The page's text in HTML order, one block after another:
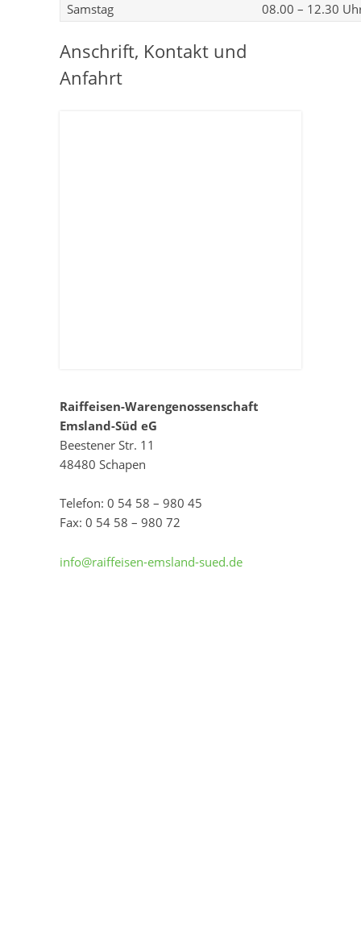
Samstag
08.00 – 12.30
Anschrift, Kontakt und
Anfahrt
Raiffeisen-Warengenossenschaft
Emsland-Süd eG
Beestener Str. 11
48480 Schapen
Telefon: 0 54 58 – 980 45
Fax: 0 54 58 – 980 72
info@raiffeisen-emsland-sued.de